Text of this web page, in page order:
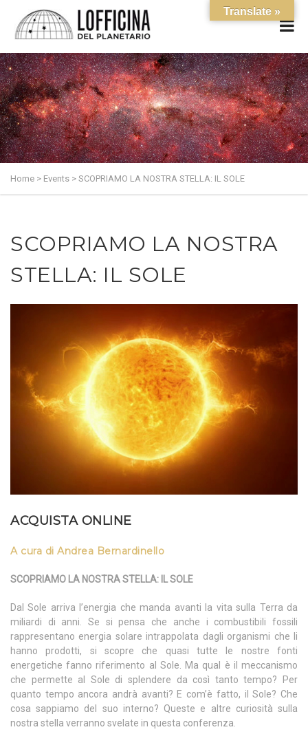
Home > Events > SCOPRIAMO LA NOSTRA STELLA: IL SOLE
SCOPRIAMO LA NOSTRA
STELLA: IL SOLE
ACQUISTA ONLINE
A cura di Andrea Bernardinello
SCOPRIAMO LA NOSTRA STELLA: IL SOLE
Dal Sole arriva l’energia che manda avanti la vita sulla Terra da
miliardi di anni. Se si pensa che anche i combustibili fossili
rappresentano energia solare intrappolata dagli organismi che li
hanno prodotti, si scopre che quasi tutte le nostre fonti
energetiche fanno riferimento al Sole. Ma qual è il meccanismo
che permette al Sole di splendere da così tanto tempo? Per
quanto tempo ancora andrà avanti? E com’è fatto, il Sole? Che
cosa sappiamo del suo interno? Queste e altre curiosità sulla
nostra stella verranno svelate in questa conferenza.
Translate »